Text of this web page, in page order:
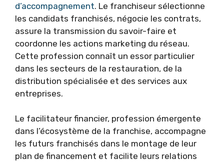
d’accompagnement. Le franchiseur sélectionne
les candidats franchisés, négocie les contrats,
assure la transmission du savoir-faire et
coordonne les actions marketing du réseau.
Cette profession connaît un essor particulier
dans les secteurs de la restauration, de la
distribution spécialisée et des services aux
entreprises.
Le facilitateur financier, profession émergente
dans l’écosystème de la franchise, accompagne
les futurs franchisés dans le montage de leur
plan de financement et facilite leurs relations